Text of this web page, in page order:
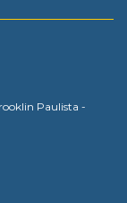
Paulista -